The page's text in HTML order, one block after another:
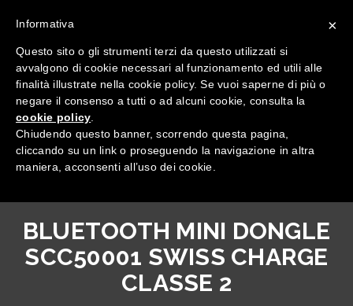
Tutte le categorie
BLUETOOTH MINI DONGLE
SCC50001 SWISS CHARGE
CLASSE 2
×
Informativa
Questo sito o gli strumenti terzi da questo utilizzati si
avvalgono di cookie necessari al funzionamento ed utili alle
finalità illustrate nella cookie policy. Se vuoi saperne di più o
negare il consenso a tutti o ad alcuni cookie, consulta la
cookie policy
Chiudendo questo banner, scorrendo questa pagina,
cliccando su un link o proseguendo la navigazione in altra
maniera, acconsenti all’uso dei cookie.